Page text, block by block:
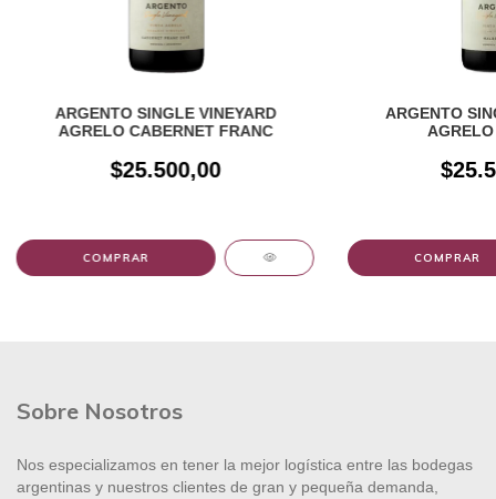
ARGENTO SINGLE VINEYARD
AGRELO CABERNET FRANC
$25.500,00
ARGENTO
Sobre Nosotros
Nos especializamos en tener la mejor logística entre las bodegas
argentinas y nuestros clientes de gran y pequeña demanda,